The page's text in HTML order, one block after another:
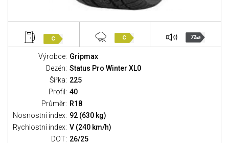
C C 72dB
Výrobce: Gripmax
Dezén: Status Pro Winter XL0
Šířka: 225
Profil: 40
Průměr: R18
Nosnostní index: 92 (630 kg)
Rychlostní index: V (240 km/h)
DOT: 26/25